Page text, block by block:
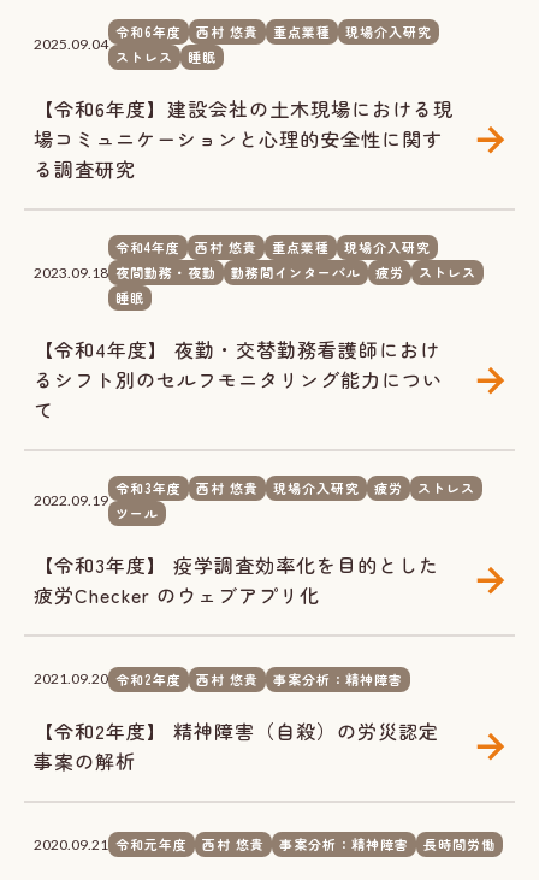
2025.09.04
令和6年度 西村 悠貴 重点業種
現場介入研究
ストレス
睡眠
【令和6年度】建設会社の土木現場における現
場コミュニケーションと心理的安全性に関す
る調査研究
2023.09.18
令和4年度 西村 悠貴 重点業種
現場介入研究
夜間勤務・夜勤
勤務間インターバル 疲労
ストレス
睡眠
【令和4年度】 夜勤・交替勤務看護師におけ
るシフト別のセルフモニタリング能力につい
て
2022.09.19
令和3年度 西村 悠貴 現場介入研究 疲労
ストレス
ツール
【令和3年度】 疫学調査効率化を目的とした
疲労Checker のウェブアプリ化
2021.09.20 令和2年度 西村 悠貴 事案分析：精神障害
【令和2年度】 精神障害（自殺）の労災認定
事案の解析
2020.09.21 令和元年度 西村 悠貴 事案分析：精神障害 長時間労働